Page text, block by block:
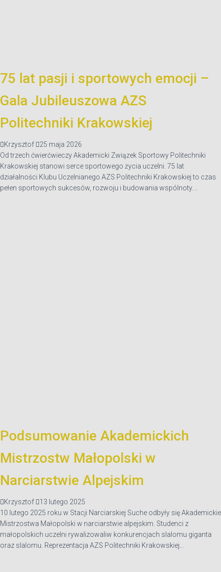
75 lat pasji i sportowych emocji –
Gala Jubileuszowa AZS
Politechniki Krakowskiej
Krzysztof
25 maja 2026
Od trzech ćwierćwieczy Akademicki Związek Sportowy Politechniki
Krakowskiej stanowi serce sportowego życia uczelni. 75 lat
działalności Klubu Uczelnianego AZS Politechniki Krakowskiej to czas
pełen sportowych sukcesów, rozwoju i budowania wspólnoty.…
Podsumowanie Akademickich
Mistrzostw Małopolski w
Narciarstwie Alpejskim
Krzysztof
13 lutego 2025
10 lutego 2025 roku w Stacji Narciarskiej Suche odbyły się Akademickie
Mistrzostwa Małopolski w narciarstwie alpejskim. Studenci z
małopolskich uczelni rywalizowaliw konkurencjach slalomu giganta
oraz slalomu. Reprezentacja AZS Politechniki Krakowskiej…